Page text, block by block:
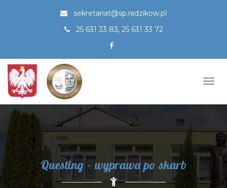
sekretariat@sp.radzikow.pl
25 631 33 83, 25 631 33 72
Questing – wyprawa po skarb